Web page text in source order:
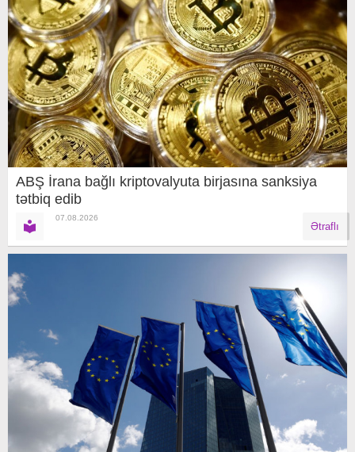
ABŞ İrana bağlı kriptovalyuta birjasına sanksiya
tətbiq edib
07.08.2026
Ətraflı